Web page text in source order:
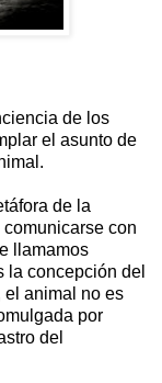
de los
el asunto de
de la
con
llamamos
la concepción del
el animal no es
por
del